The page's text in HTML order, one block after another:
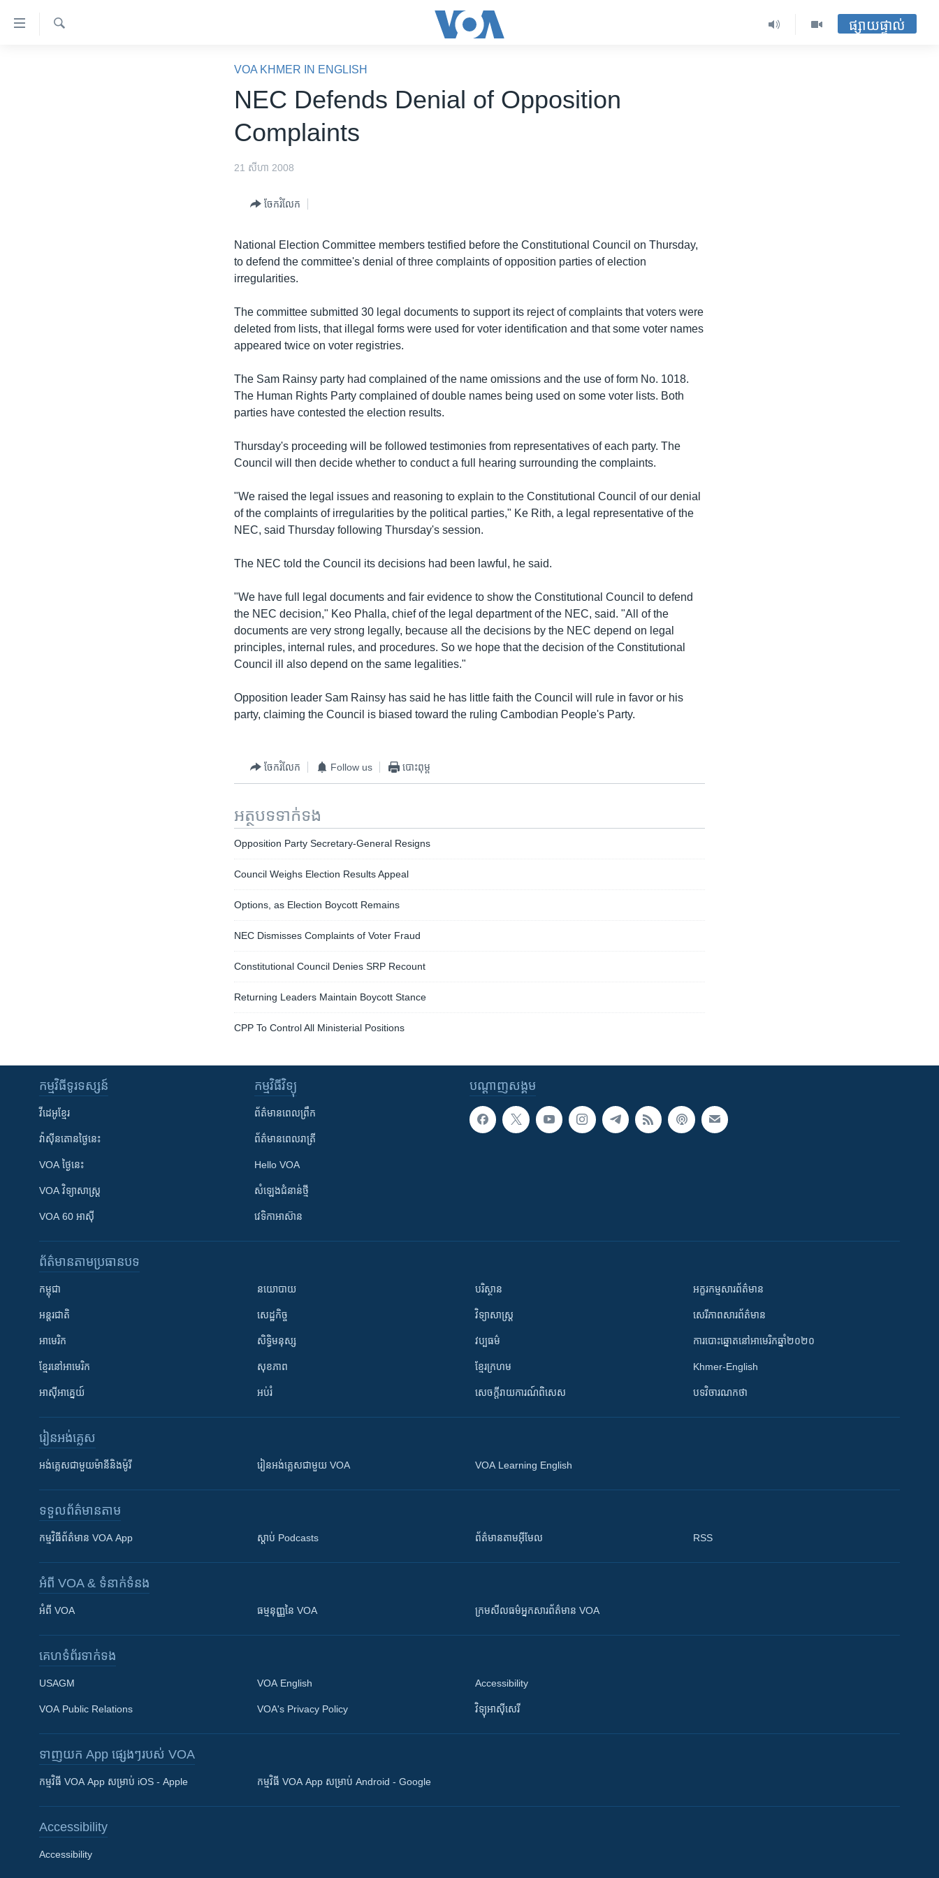
ទៅ​
Khmer English
ភាសា
ផ្សាយផ្ទាល់
VOA KHMER IN ENGLISH
NEC Defends Denial of Opposition
Complaints
21 សីហា 2008
ចែករំលែក
National Election Committee members testified before the Constitutional Council on Thursday,
to defend the committee's denial of three complaints of opposition parties of election
irregularities.
The committee submitted 30 legal documents to support its reject of complaints that voters were
deleted from lists, that illegal forms were used for voter identification and that some voter names
appeared twice on voter registries.
The Sam Rainsy party had complained of the name omissions and the use of form No. 1018.
The Human Rights Party complained of double names being used on some voter lists. Both
parties have contested the election results.
Thursday's proceeding will be followed testimonies from representatives of each party. The
Council will then decide whether to conduct a full hearing surrounding the complaints.
"We raised the legal issues and reasoning to explain to the Constitutional Council of our denial
of the complaints of irregularities by the political parties," Ke Rith, a legal representative of the
NEC, said Thursday following Thursday's session.
The NEC told the Council its decisions had been lawful, he said.
"We have full legal documents and fair evidence to show the Constitutional Council to defend
the NEC decision," Keo Phalla, chief of the legal department of the NEC, said. "All of the
documents are very strong legally, because all the decisions by the NEC depend on legal
principles, internal rules, and procedures. So we hope that the decision of the Constitutional
Council ill also depend on the same legalities."
Opposition leader Sam Rainsy has said he has little faith the Council will rule in favor or his
party, claiming the Council is biased toward the ruling Cambodian People's Party.
ចែករំលែក Follow us បោះពុម្ព
អត្ថបទ​ទាក់ទង
Opposition Party Secretary-General Resigns
Council Weighs Election Results Appeal
Options, as Election Boycott Remains
NEC Dismisses Complaints of Voter Fraud
Constitutional Council Denies SRP Recount
Returning Leaders Maintain Boycott Stance
CPP To Control All Ministerial Positions
បណ្តាញ​សង្គម
កម្មវិធី​ទូរទស្សន៍
វីដេអូ​ខ្មែរ
វ៉ាស៊ីនតោន​ថ្ងៃ​នេះ
VOA ថ្ងៃនេះ
VOA ​វិទ្យាសាស្ត្រ
VOA 60 អាស៊ី
កម្មវិធី​វិទ្យុ
ព័ត៌មាន​ពេល​ព្រឹក
ព័ត៌មាន​​ពេល​រាត្រី
Hello VOA
សំឡេង​ជំនាន់​ថ្មី
វេទិកា​អាស៊ាន
ព័ត៌មាន​តាមប្រធានបទ​
កម្ពុជា
អន្តរជាតិ
អាមេរិក
ខ្មែរ​នៅអាមេរិក
អាស៊ីអាគ្នេយ៍
នយោបាយ
សេដ្ឋកិច្ច
សិទ្ធិមនុស្ស
សុខភាព
អប់រំ
បរិស្ថាន
វិទ្យាសាស្រ្ត
វប្បធម៌
ខ្មែរក្រហម
សេចក្តីរាយការណ៍ពិសេស
អក្ខរកម្មសារព័ត៌មាន
សេរីភាពសារព័ត៌មាន
ការបោះឆ្នោតនៅអាមេរិកឆ្នាំ២០២០
Khmer-English
បទវិចារណកថា
រៀន​​អង់គ្លេស
អង់គ្លេស​ជាមួយ​ម៉ានី​និង​ម៉ូរី រៀន​​​​​​អង់គ្លេស​​ជាមួយ VOA VOA Learning English
ទទួល​ព័ត៌មាន​តាម
កម្មវិធី​ព័ត៌មាន VOA App ស្តាប់ Podcasts ព័ត៌មាន​តាម​អ៊ីមែល RSS
អំពី​ VOA & ទំនាក់ទំនង
អំពី​ VOA ធម្មនុញ្ញ​នៃ VOA ក្រម​​​សីលធម៌​​​អ្នក​​​សារព័ត៌មាន VOA
គេហទំព័រ​​ទាក់ទង
USAGM
VOA Public Relations
VOA English
VOA's Privacy Policy
Accessibility
វិទ្យុ​អាស៊ី​សេរី
ទាញយក​ App ផ្សេងៗ​របស់​ VOA
កម្មវិធី​ VOA App សម្រាប់ iOS - Apple កម្មវិធី​ VOA App សម្រាប់ Android - Google
Accessibility
Accessibility